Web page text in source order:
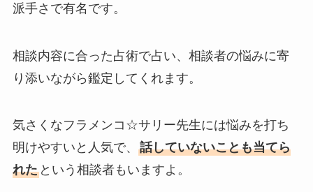
派手さで有名です。
相談内容に合った占術で占い、相談者の悩みに寄
り添いながら鑑定してくれます。
気さくなフラメンコ☆サリー先生には悩みを打ち
明けやすいと人気で、 話していないことも当てら
れたという相談者もいますよ。